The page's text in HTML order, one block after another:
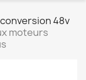
48v
moteurs